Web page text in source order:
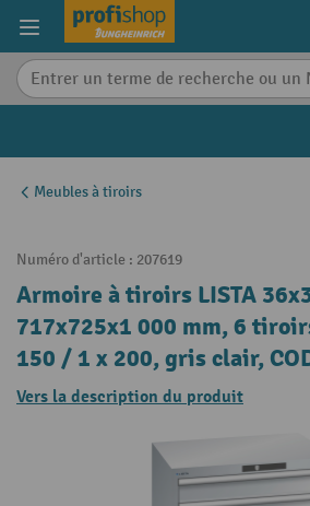
content
Meubles à tiroirs
Numéro d'article : 207619
Armoire à tiroirs LISTA
717x725x1 000 mm, 6
150 / 1 x 200, gris clair,
Vers la description du produit